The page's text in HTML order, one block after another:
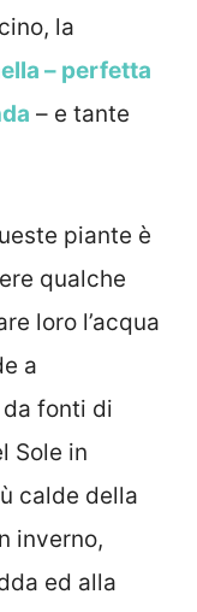
la
– perfetta
– e tante
piante è
qualche
loro l’acqua
a
fonti di
Sole in
calde della
inverno,
ed alla